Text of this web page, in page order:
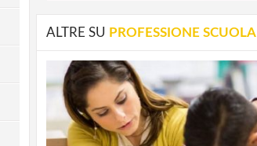
ALTRE SU PROFESSIONE SCUOLA